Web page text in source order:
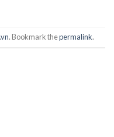
. Bookmark thepermalink.